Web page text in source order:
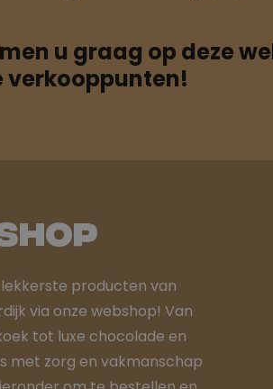
u graag op deze
verkooppunten!
producten van
via onze webshop! Van
tot luxe chocolade en
met zorg en vakmanschap